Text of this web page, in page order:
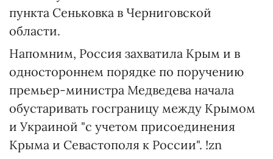
пункта Сеньковка в Черниговской
области.
Напомним, Россия захватила Крым и в
одностороннем порядке по поручению
премьер-министра Медведева начала
обустаривать госграницу между Крымом
и Украиной "с учетом присоединения
Крыма и Севастополя к России". !zn